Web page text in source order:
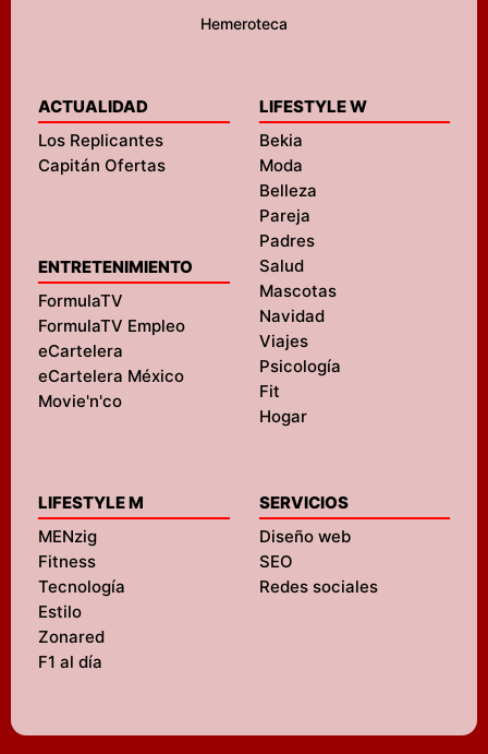
Hemeroteca
ACTUALIDAD
Los Replicantes
Capitán Ofertas
ENTRETENIMIENTO
FormulaTV
FormulaTV Empleo
eCartelera
eCartelera México
Movie'n'co
LIFESTYLE W
Bekia
Moda
Belleza
Pareja
Padres
Salud
Mascotas
Navidad
Viajes
Psicología
Fit
Hogar
LIFESTYLE M
MENzig
Fitness
Tecnología
Estilo
Zonared
F1 al día
SERVICIOS
Diseño web
SEO
Redes sociales